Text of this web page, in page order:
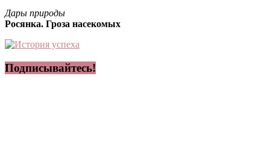
Дары природы
Росянка. Гроза насекомых
Подписывайтесь!